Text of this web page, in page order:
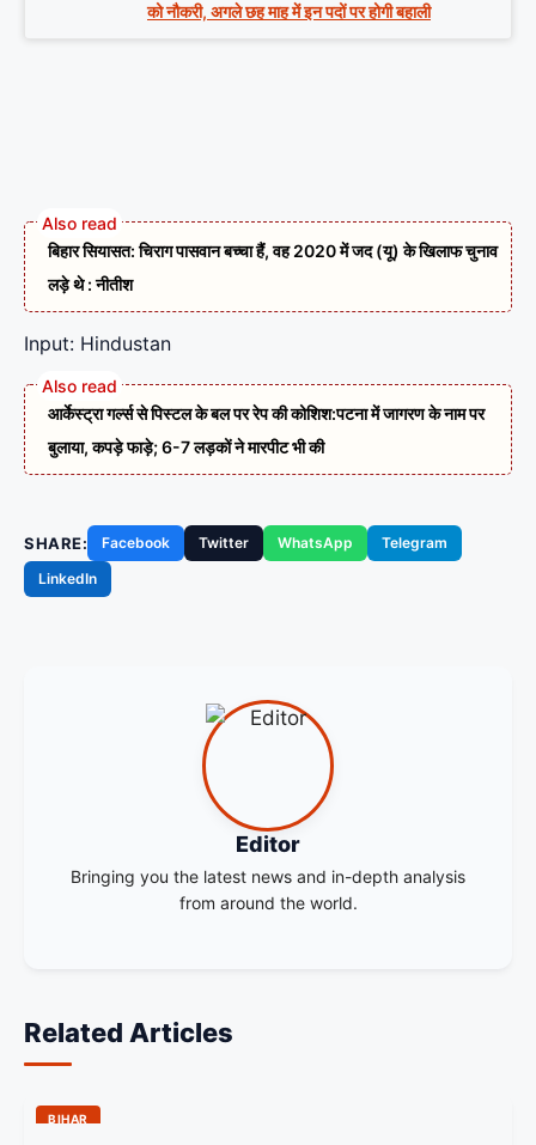
को नौकरी, अगले छह माह में इन पदों पर होगी बहाली
बिहार सियासत: चिराग पासवान बच्चा हैं, वह 2020 में जद (यू) के खिलाफ चुनाव
लड़े थे : नीतीश
Input: Hindustan
आर्केस्ट्रा गर्ल्स से पिस्टल के बल पर रेप की कोशिश:पटना में जागरण के नाम पर
बुलाया, कपड़े फाड़े; 6-7 लड़कों ने मारपीट भी की
SHARE: Facebook Twitter WhatsApp
Telegram
LinkedIn
Editor
Bringing you the latest news and in-depth analysis
from around the world.
Related Articles
BIHAR